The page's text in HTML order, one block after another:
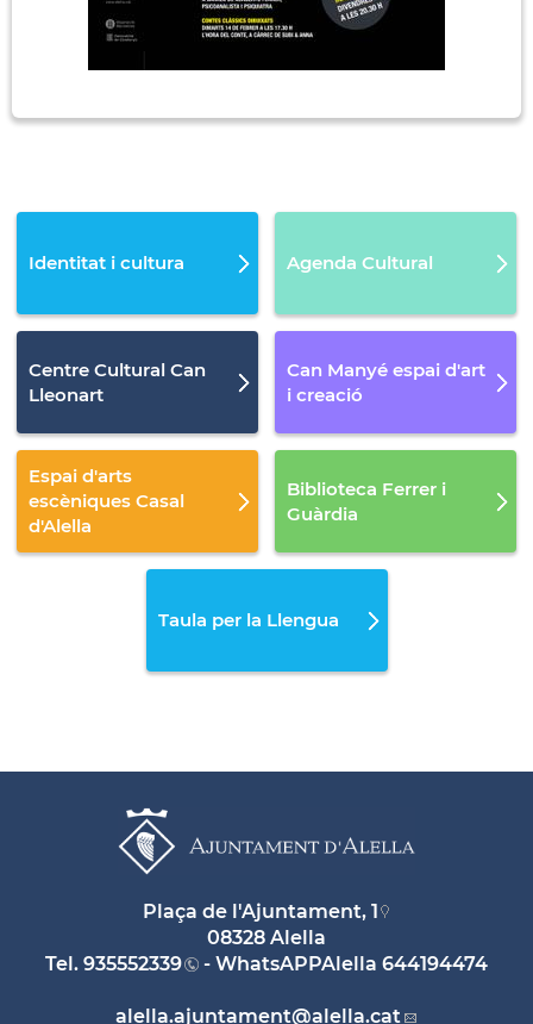
Identitat i cultura Agenda Cultural
Centre Cultural Can
Lleonart
Can Manyé espai d'art
i creació
Espai d'arts
escèniques Casal
d'Alella
Biblioteca Ferrer i
Guàrdia
Taula per la Llengua
Plaça de l'Ajuntament, 1
08328 Alella
Tel. 935552339 - WhatsAPPAlella 644194474
alella.ajuntament@alella.cat